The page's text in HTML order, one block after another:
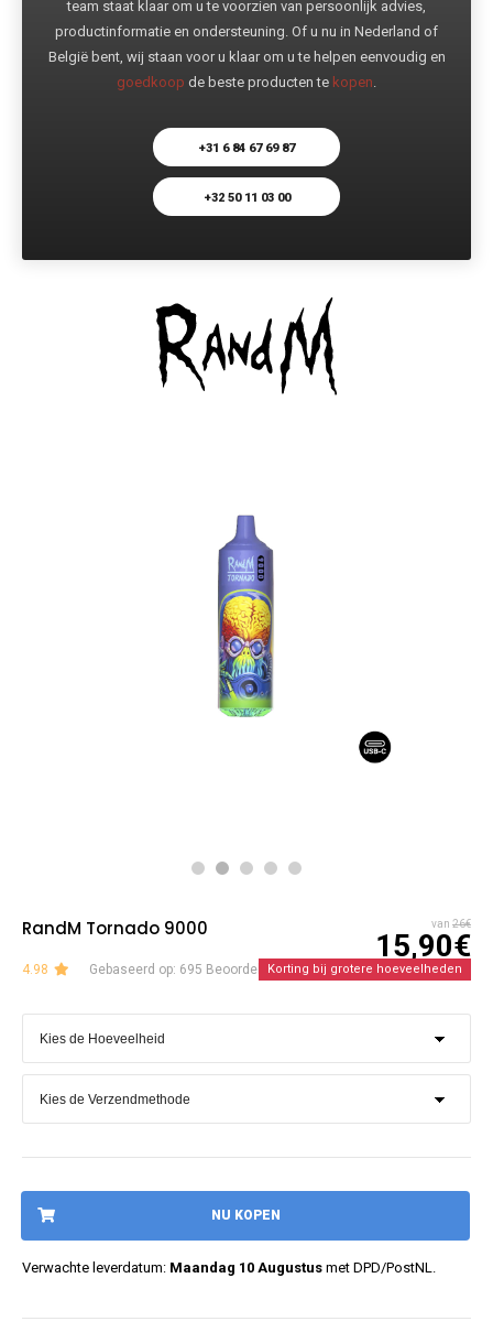
team staat klaar om u te voorzien van persoonlijk advies,
productinformatie en ondersteuning. Of u nu in Nederland of
België bent, wij staan voor u klaar om u te helpen eenvoudig en
goedkoop de beste producten te kopen.
+31 6 84 67 69 87
+32 50 11 03 00
RandM Tornado 9000 van 26€
15,90€
4.98 Gebaseerd op: 695 BeoordelingenKorting bij grotere hoeveelheden
NU KOPEN
Verwachte leverdatum: Maandag 10 Augustus met DPD/PostNL.